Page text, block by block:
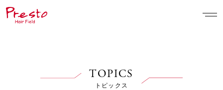
TOPICS
トピックス